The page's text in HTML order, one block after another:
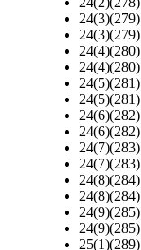
24(3)(279)
24(3)(279)
24(4)(280)
24(4)(280)
24(5)(281)
24(5)(281)
24(6)(282)
24(6)(282)
24(7)(283)
24(7)(283)
24(8)(284)
24(8)(284)
24(9)(285)
24(9)(285)
25(1)(289)